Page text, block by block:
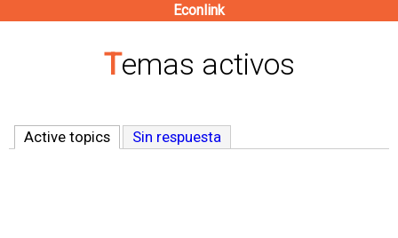
contenido
Econlink
Temas activos
Active topics (solapa activa)
Sin respuesta